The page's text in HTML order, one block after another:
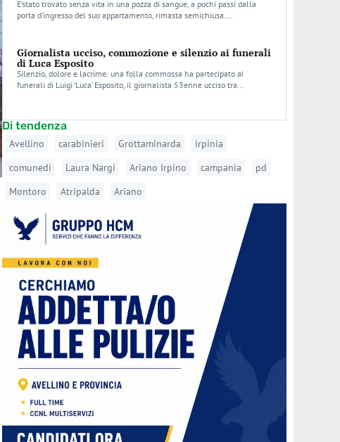
E’stato trovato senza vita in una pozza di sangue, a pochi passi dalla
porta d’ingresso del suo appartamento, rimasta semichiusa….
Giornalista ucciso, commozione e silenzio ai funerali
di Luca Esposito
Silenzio, dolore e lacrime: una folla commossa ha partecipato ai
funerali di Luigi ‘Luca’ Esposito, il giornalista 53enne ucciso tra…
Di tendenza
Avellino carabinieri Grottaminarda
irpinia
comunedi
Laura Nargi Ariano Irpino campania
pd
Montoro
Atripalda Ariano